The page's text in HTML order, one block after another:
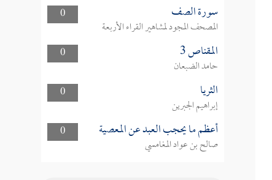
0
سورة الصف
المصحف المجود لمشاهير القراء الأربعة
0
المقناص 3
حامد الضبعان
0
الثريا
إبراهيم الجبرين
0
أعظم ما يحجب العبد عن المعصية
صالح بن عواد المغامسي